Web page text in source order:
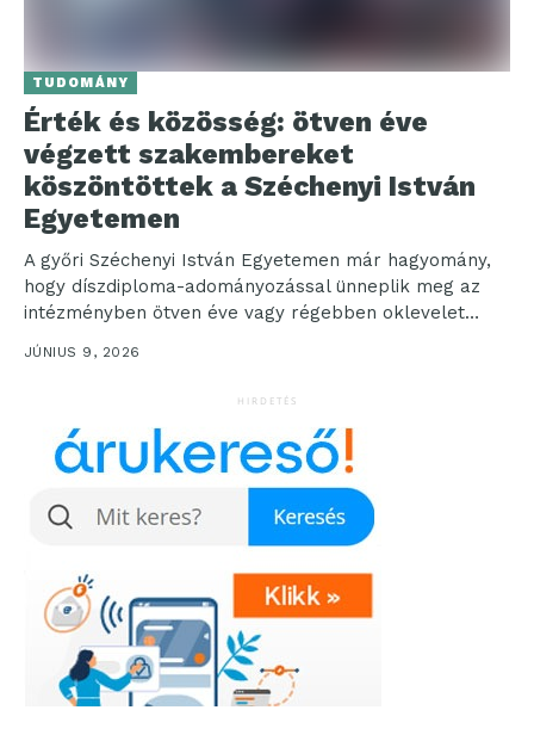
TUDOMÁNY
Érték és közösség: ötven éve
végzett szakembereket
köszöntöttek a Széchenyi István
Egyetemen
A győri Széchenyi István Egyetemen már hagyomány,
hogy díszdiploma-adományozással ünneplik meg az
intézményben ötven éve vagy régebben oklevelet
szerzett egykori hallgatókat. A jogelőd...
JÚNIUS 9, 2026
HIRDETÉS